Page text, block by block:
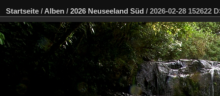
Startseite / Alben / 2026 Neuseeland Süd / 2026-02-28 152622